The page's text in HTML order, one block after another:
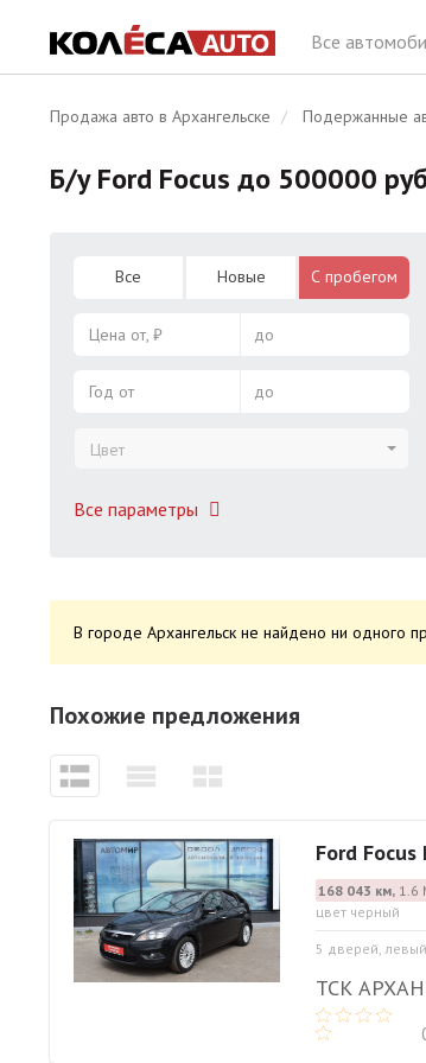
Все
Продажа авто в Архангельске Подержанные
Б/у Ford Focus до 500000
Все Новые С пробегом
Цена от, ₽ до
Год от до
Цвет
Все параметры
В городе Архангельск не найдено ни одного
Похожие предложения
Ford
168 043 км,1.6
цвет черный
5 дверей,
ТСК